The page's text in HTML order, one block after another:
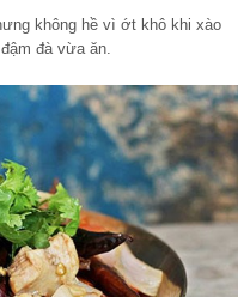
không hề vì ớt khô khi xào
đà vừa ăn.